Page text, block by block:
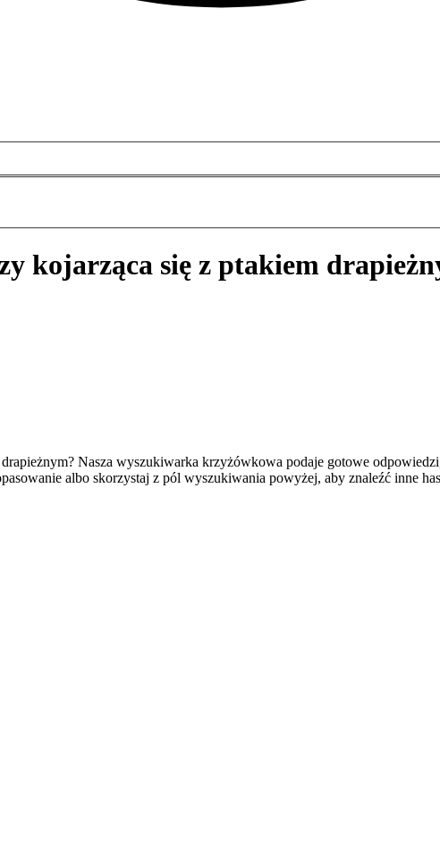
kojarząca się z ptakiem
drapieżnym? Nasza wyszukiwarka krzyżówkowa podaje gotowe
albo skorzystaj z pól wyszukiwania powyżej, aby znaleźć inne